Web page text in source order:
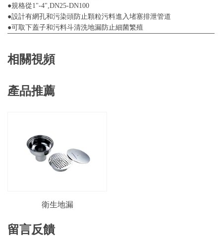
●規格從1"-4",DN25-DN100
●設計有網孔和污染頭防止顆粒污料進入堵塞排泄管道
●可取下蓋子和污料斗清洗地漏防止細菌繁殖
相關視頻
產品推薦
衛生地漏
留言反饋